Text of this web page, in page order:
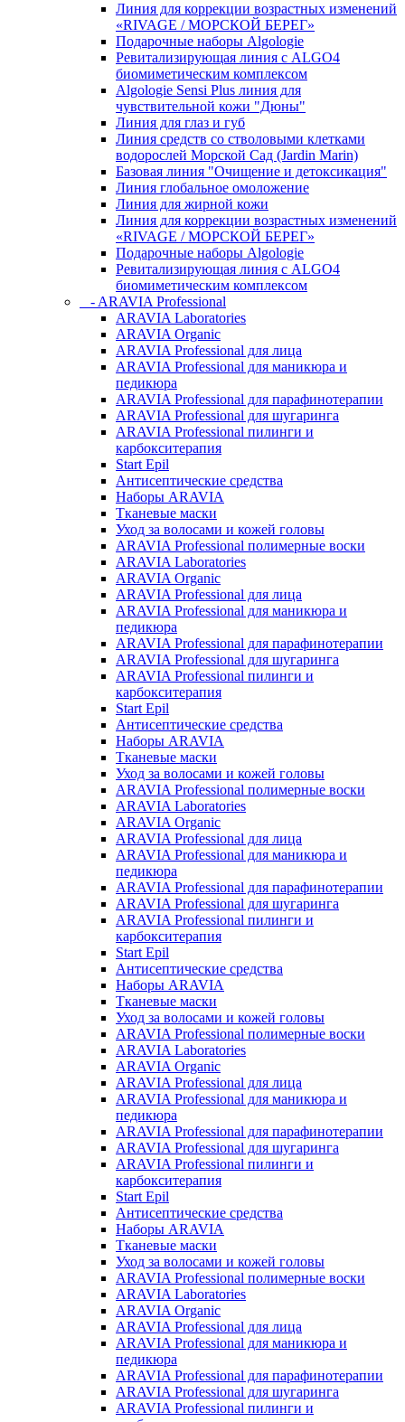
Линия для коррекции возрастных изменений
«RIVAGE / МОРСКОЙ БЕРЕГ»
Подарочные наборы Algologie
Ревитализирующая линия с ALGO4
биомиметическим комплексом
Algologie Sensi Plus линия для
чувcтвительной кожи "Дюны"
Линия для глаз и губ
Линия средств со стволовыми клетками
водорослей Морской Сад (Jardin Marin)
Базовая линия "Очищение и детоксикация"
Линия глобальное омоложение
Линия для жирной кожи
Линия для коррекции возрастных изменений
«RIVAGE / МОРСКОЙ БЕРЕГ»
Подарочные наборы Algologie
Ревитализирующая линия с ALGO4
биомиметическим комплексом
- ARAVIA Professional
ARAVIA Laboratories
ARAVIA Organic
ARAVIA Professional для лица
ARAVIA Professional для маникюра и
педикюра
ARAVIA Professional для парафинотерапии
ARAVIA Professional для шугаринга
ARAVIA Professional пилинги и
карбокситерапия
Start Epil
Антисептические средства
Наборы ARAVIA
Тканевые маски
Уход за волосами и кожей головы
ARAVIA Professional полимерные воски
ARAVIA Laboratories
ARAVIA Organic
ARAVIA Professional для лица
ARAVIA Professional для маникюра и
педикюра
ARAVIA Professional для парафинотерапии
ARAVIA Professional для шугаринга
ARAVIA Professional пилинги и
карбокситерапия
Start Epil
Антисептические средства
Наборы ARAVIA
Тканевые маски
Уход за волосами и кожей головы
ARAVIA Professional полимерные воски
ARAVIA Laboratories
ARAVIA Organic
ARAVIA Professional для лица
ARAVIA Professional для маникюра и
педикюра
ARAVIA Professional для парафинотерапии
ARAVIA Professional для шугаринга
ARAVIA Professional пилинги и
карбокситерапия
Start Epil
Антисептические средства
Наборы ARAVIA
Тканевые маски
Уход за волосами и кожей головы
ARAVIA Professional полимерные воски
ARAVIA Laboratories
ARAVIA Organic
ARAVIA Professional для лица
ARAVIA Professional для маникюра и
педикюра
ARAVIA Professional для парафинотерапии
ARAVIA Professional для шугаринга
ARAVIA Professional пилинги и
карбокситерапия
Start Epil
Антисептические средства
Наборы ARAVIA
Тканевые маски
Уход за волосами и кожей головы
ARAVIA Professional полимерные воски
ARAVIA Laboratories
ARAVIA Organic
ARAVIA Professional для лица
ARAVIA Professional для маникюра и
педикюра
ARAVIA Professional для парафинотерапии
ARAVIA Professional для шугаринга
ARAVIA Professional пилинги и